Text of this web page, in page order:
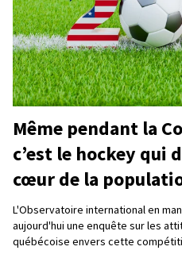
Même pendant la
c’est le hockey qui
cœur de la
L'Observatoire international en
aujourd'hui une enquête sur les
québécoise envers cette